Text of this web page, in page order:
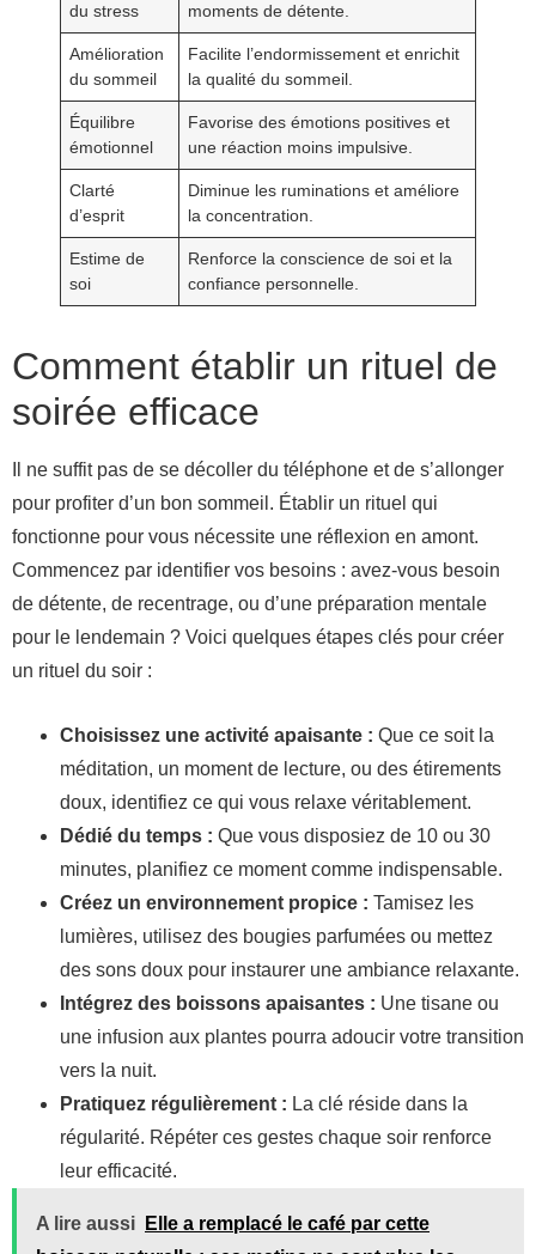
du stress
moments de détente.
Amélioration
du sommeil
Facilite l’endormissement et enrichit
la qualité du sommeil.
Équilibre
émotionnel
Favorise des émotions positives et
une réaction moins impulsive.
Clarté
d’esprit
Diminue les ruminations et améliore
la concentration.
Estime de
soi
Renforce la conscience de soi et la
confiance personnelle.
Comment établir un rituel de
soirée efficace
Il ne suffit pas de se décoller du téléphone et de s’allonger
pour profiter d’un bon sommeil. Établir un rituel qui
fonctionne pour vous nécessite une réflexion en amont.
Commencez par identifier vos besoins : avez-vous besoin
de détente, de recentrage, ou d’une préparation mentale
pour le lendemain ? Voici quelques étapes clés pour créer
un rituel du soir :
Choisissez une activité apaisante : Que ce soit la
méditation, un moment de lecture, ou des étirements
doux, identifiez ce qui vous relaxe véritablement.
Dédié du temps : Que vous disposiez de 10 ou 30
minutes, planifiez ce moment comme indispensable.
Créez un environnement propice : Tamisez les
lumières, utilisez des bougies parfumées ou mettez
des sons doux pour instaurer une ambiance relaxante.
Intégrez des boissons apaisantes : Une tisane ou
une infusion aux plantes pourra adoucir votre transition
vers la nuit.
Pratiquez régulièrement : La clé réside dans la
régularité. Répéter ces gestes chaque soir renforce
leur efficacité.
A lire aussi
Elle a remplacé le café par cette